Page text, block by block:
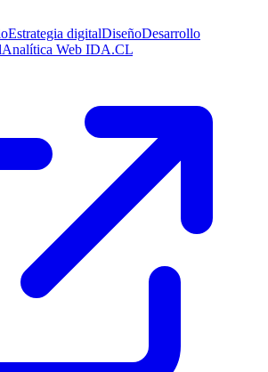
Estrategia digitalDiseñoDesarrollo
Analítica Web IDA.CL